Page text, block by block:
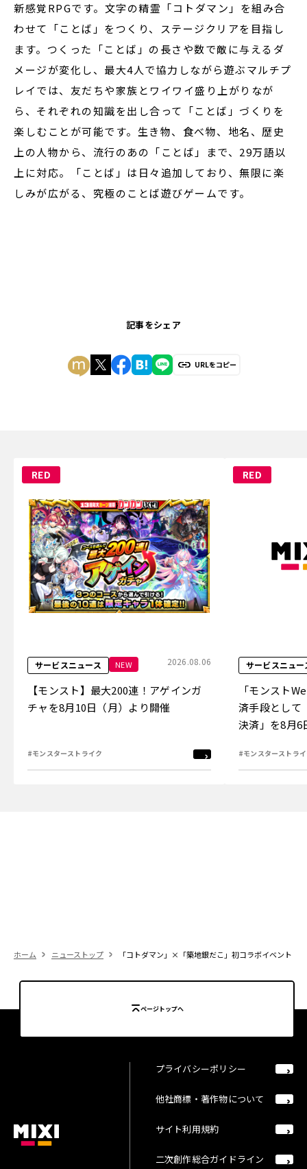
新感覚RPGです。文字の精霊「コトダマン」を組み合
わせて「ことば」をつくり、ステージクリアを目指し
ます。つくった「ことば」の長さや数で敵に与えるダ
メージが変化し、最大4人で協力しながら遊ぶマルチプ
レイでは、友だちや家族とワイワイ盛り上がりなが
ら、それぞれの知識を出し合って「ことば」づくりを
楽しむことが可能です。生き物、食べ物、地名、歴史
上の人物から、流行のあの「ことば」まで、29万語以
上に対応。「ことば」は日々追加しており、無限に楽
しみが広がる、究極のことば遊びゲームです。
記事をシェア
URLをコピー
RED
サービスニュース NEW 2026.08.06
【モンスト】最大200連！アゲインガ
チャを8月10日（月）より開催
#モンスターストライク
RED
サービスニュー
「モンスト
済手段として
決済」を8月6
#モンスターストラ
ホーム ニューストップ 「コトダマン」×「築地銀だこ」初コラボイベント「
ページトップへ
プライバシーポリシー
他社商標・著作物について
サイト利用規約
二次創作総合ガイドライン